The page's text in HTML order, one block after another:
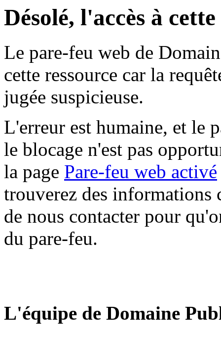
Désolé, l'accès à
Le pare-feu web de
cette ressource car la
jugée suspicieuse.
L'erreur est humaine, et le
le blocage n'est pas
la page Pare-feu web activé
trouverez des informations
de nous contacter pour
du pare-feu.
L'équipe de Domaine